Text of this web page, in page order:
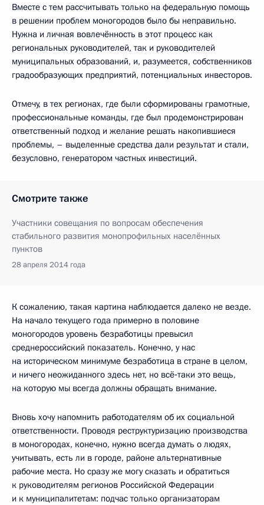
Вместе с тем рассчитывать только на федеральную помощь
в решении проблем моногородов было бы неправильно.
Нужна и личная вовлечённость в этот процесс как
региональных руководителей, так и руководителей
муниципальных образований, и, разумеется, собственников
градообразующих предприятий, потенциальных инвесторов.
Отмечу, в тех регионах, где были сформированы грамотные,
профессиональные команды, где был продемонстрирован
ответственный подход и желание решать накопившиеся
проблемы, – выделенные средства дали результат и стали,
безусловно, генератором частных инвестиций.
Смотрите также
Участники совещания по вопросам обеспечения
стабильного развития монопрофильных населённых
пунктов
28 апреля 2014 года
К сожалению, такая картина наблюдается далеко не везде.
На начало текущего года примерно в половине
моногородов уровень безработицы превысил
среднероссийский показатель. Конечно, у нас
на историческом минимуме безработица в стране в целом,
и ничего неожиданного здесь нет, но всё‑таки это вещь,
на которую мы всегда должны обращать внимание.
Вновь хочу напомнить работодателям об их социальной
ответственности. Проводя реструктуризацию производства
в моногородах, конечно, нужно всегда думать о людях,
учитывать, есть ли в городе, районе альтернативные
рабочие места. Но сразу же могу сказать и обратиться
к руководителям регионов Российской Федерации
и к муниципалитетам: подчас только организаторам